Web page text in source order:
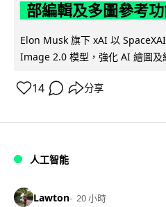
部編輯及多圖參考
Elon Musk 旗下 xAI 以
Image 2.0 模型，強化 AI 繪圖及
14 分享
人工智能
Lawton 20 小時